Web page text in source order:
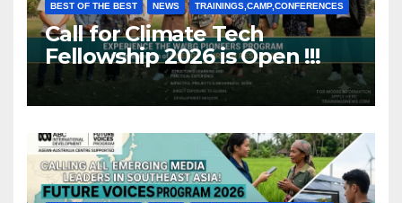
BEST OF THE BEST NEWS TRAININGS,CAMP,CONFERENCES
Call for Climate Tech
Fellowship 2026 is Open !!!